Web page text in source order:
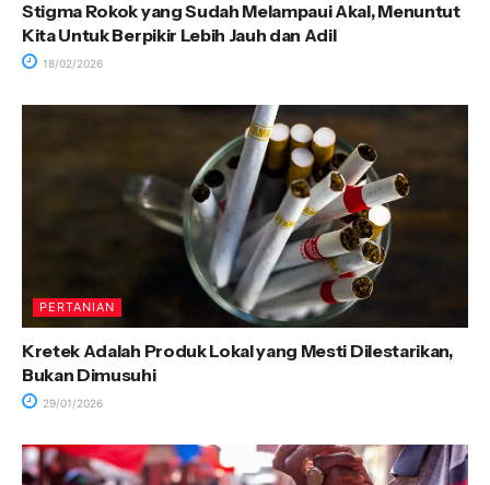
Stigma Rokok yang Sudah Melampaui Akal, Menuntut
Kita Untuk Berpikir Lebih Jauh dan Adil
18/02/2026
PERTANIAN
Kretek Adalah Produk Lokal yang Mesti Dilestarikan,
Bukan Dimusuhi
29/01/2026